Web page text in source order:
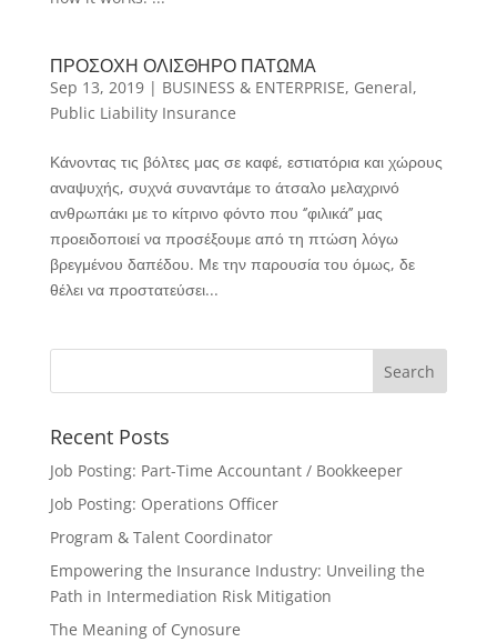
ΠΡΟΣΟΧΗ ΟΛΙΣΘΗΡΟ ΠΑΤΩΜΑ
Sep 13, 2019| BUSINESS & ENTERPRISE, General,
Public Liability Insurance
Κάνοντας τις βόλτες μας σε καφέ, εστιατόρια και χώρους
αναψυχής, συχνά συναντάμε το άτσαλο μελαχρινό
ανθρωπάκι με το κίτρινο φόντο που ‘’φιλικά’’ μας
προειδοποιεί να προσέξουμε από τη πτώση λόγω
βρεγμένου δαπέδου. Με την παρουσία του όμως, δε
θέλει να προστατεύσει...
Recent Posts
Job Posting: Part-Time Accountant / Bookkeeper
Job Posting: Operations Officer
Program & Talent Coordinator
Empowering the Insurance Industry: Unveiling the
Path in Intermediation Risk Mitigation
The Meaning of Cynosure